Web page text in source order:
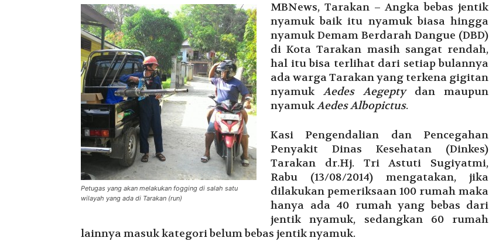
Petugas yang akan melakukan fogging di salah satu
wilayah yang ada di Tarakan (run)
MBNews, Tarakan – Angka bebas jentik
nyamuk baik itu nyamuk biasa hingga
nyamuk Demam Berdarah Dangue (DBD)
di Kota Tarakan masih sangat rendah,
hal itu bisa terlihat dari setiap bulannya
ada warga Tarakan yang terkena gigitan
nyamuk Aedes Aegeptydan maupun
nyamukAedes Albopictus.
Kasi Pengendalian dan Pencegahan
Penyakit Dinas Kesehatan (Dinkes)
Tarakan dr.Hj. Tri Astuti Sugiyatmi,
Rabu (13/08/2014) mengatakan, jika
dilakukan pemeriksaan 100 rumah maka
hanya ada 40 rumah yang bebas dari
jentik nyamuk, sedangkan 60 rumah
lainnya masuk kategori belum bebas jentik nyamuk.